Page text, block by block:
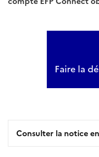
Faire la
Consulter la notice